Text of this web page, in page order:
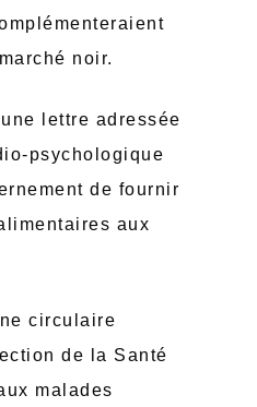
noir.
lettre adressée
psychologique
de fournir
aux
circulaire
de la Santé
malades